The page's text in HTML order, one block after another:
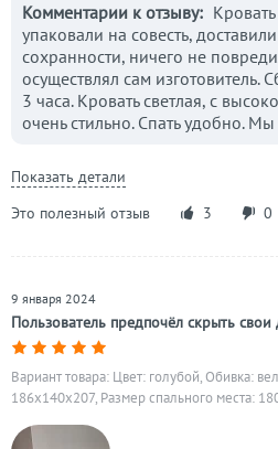
Комментарии к отзыву:
упаковали на совесть,
сохранности, ничего не
осуществлял сам изготовитель.
3 часа. Кровать светлая, с
очень стильно. Спать удобно.
Показать детали
Это полезный отзыв
3 0
Пользователь предпочёл скрыть
9 января 2024
Вариант товара: Цвет: голубой, Обивка:
186x140x207, Размер спального места: